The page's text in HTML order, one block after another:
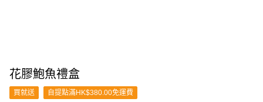
花膠鮑魚禮盒
買就送 自提點滿HK$380.00免運費